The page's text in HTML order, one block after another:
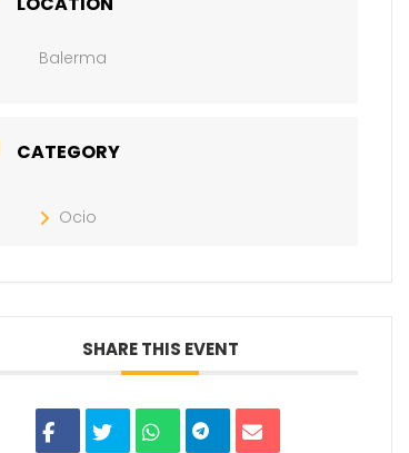
Balerma
CATEGORY
Ocio
SHARE THIS EVENT